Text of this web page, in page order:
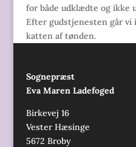
for både udklædte og ikke
Efter gudstjenesten går vi
katten af tønden.
Sognepræst
Eva Maren Ladefoged
Birkevej 16
Vester Hæsinge
5672 Broby